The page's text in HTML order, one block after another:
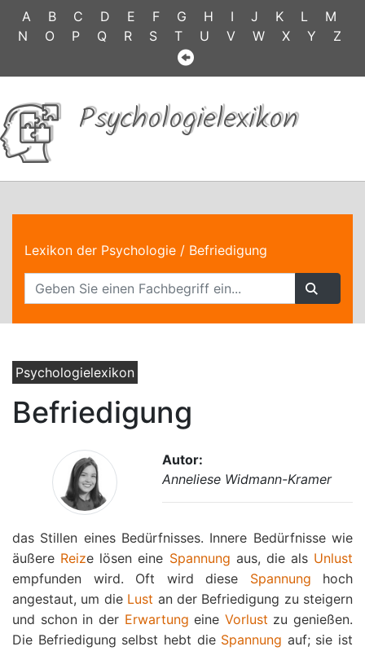
A B C D E F G H I J K L
M
N
O P Q R S T U V W X Y Z
Psychologielexikon
Lexikon der Psychologie / Befriedigung
Psychologielexikon
Befriedigung
Autor:
Anneliese Widmann-Kramer
das Stillen eines Bedürfnisses. Innere Bedürfnisse wie
äußere Reize lösen eine Spannung aus, die als Unlust
empfunden wird. Oft wird diese Spannung hoch
angestaut, um die Lust an der Befriedigung zu steigern
und schon in der Erwartung eine Vorlust zu genießen.
Die Befriedigung selbst hebt die Spannung auf; sie ist